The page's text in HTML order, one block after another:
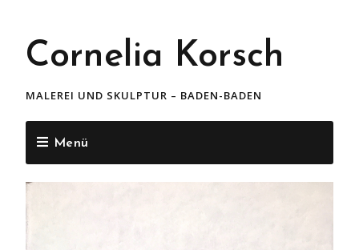
Cornelia Korsch
MALEREI UND SKULPTUR – BADEN-BADEN
Menü